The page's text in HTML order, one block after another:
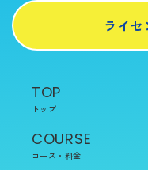
ライ
TOP
トップ
COURSE
コース・料金